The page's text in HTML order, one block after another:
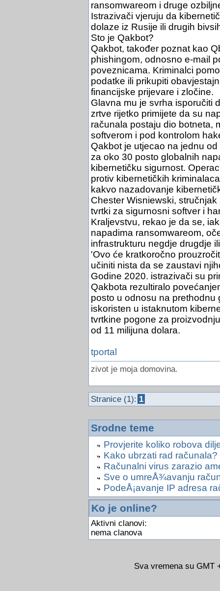
ransomwareom i druge
Istrazivači vjeruju da
dolaze iz Rusije ili drugih
Sto je Qakbot?
Qakbot, također poznat kao
phishingom, odnosno e-mail
poveznicama. Kriminalci
podatke ili prikupiti
financijske prijevare i zločine.
Glavna mu je svrha isporučiti
zrtve rijetko primijete da su
računala postaju dio botneta,
softverom i pod kontrolom
Qakbot je utjecao na jednu
za oko 30 posto globalnih
kibernetičku sigurnost.
protiv kibernetičkih
kakvo nazadovanje
Chester Wisniewski,
tvrtki za sigurnosni softver i
Kraljevstvu, rekao je da se,
napadima ransomwareom,
infrastrukturu negdje drugdje
'Ovo će kratkoročno
učiniti nista da se zaustavi
Godine 2020. istrazivači su
Qakbota rezultiralo
posto u odnosu na prethodnu
iskoristen u istaknutom
tvrtkine pogone za
od 11 milijuna dolara.
tportal
zivot je moja domovina.
Stranice (1): 1
Srodne teme
Provjerite koliko robova
Kako ubrzati rad računala?
Računalni virus zarazio
Sve o umreÅ¾avanju
PodeÅ¡avanje IP adresa
Ko je online?
Aktivni clanovi:
nema clanova
Sva vremena su GMT